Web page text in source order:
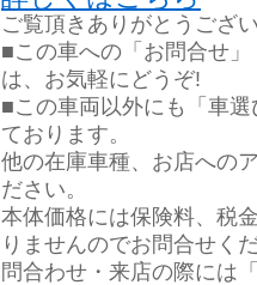
ご覧頂きありがとうござ
■この車への「お問合せ
は、お気軽にどうぞ!
■この車両以外にも「車
ております。
他の在庫車種、お店への
ださい。
本体価格には保険料、税
りませんのでお問合せく
問合わせ・来店の際には